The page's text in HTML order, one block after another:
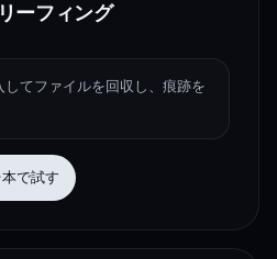
ーフィング
てファイルを回収し、痕跡を
本で試す